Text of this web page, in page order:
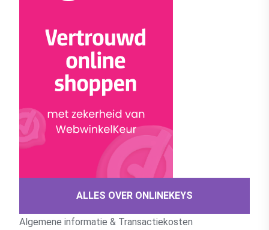
ALLES OVER ONLINEKEYS
Algemene informatie & Transactiekosten